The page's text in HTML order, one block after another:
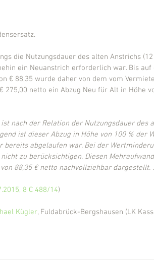
die Nutzungsdauer des alten Anstrichs
ein Neuanstrich erforderlich war. Bis auf
€ 88,35 wurde daher von dem vom
275,00 netto ein Abzug Neu für Alt in Höhe
nach der Relation der Nutzungsdauer des
ist dieser Abzug in Höhe von 100 % der
bereits abgelaufen war. Bei der
zu berücksichtigen. Diesen
88,35 € netto nachvollziehbar dargestellt.
8 C 488/14)
Kügler, Fuldabrück-Bergshausen (LK